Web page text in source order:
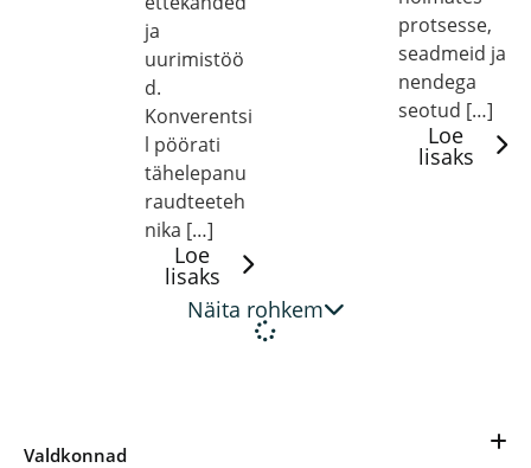
ja
uurimistöö
d.
Konverentsi
l pöörati
tähelepanu
raudteeteh
nika […]
Loe
lisaks
protsesse,
seadmeid ja
nendega
seotud […]
Loe
lisaks
Näita rohkem
Valdkonnad